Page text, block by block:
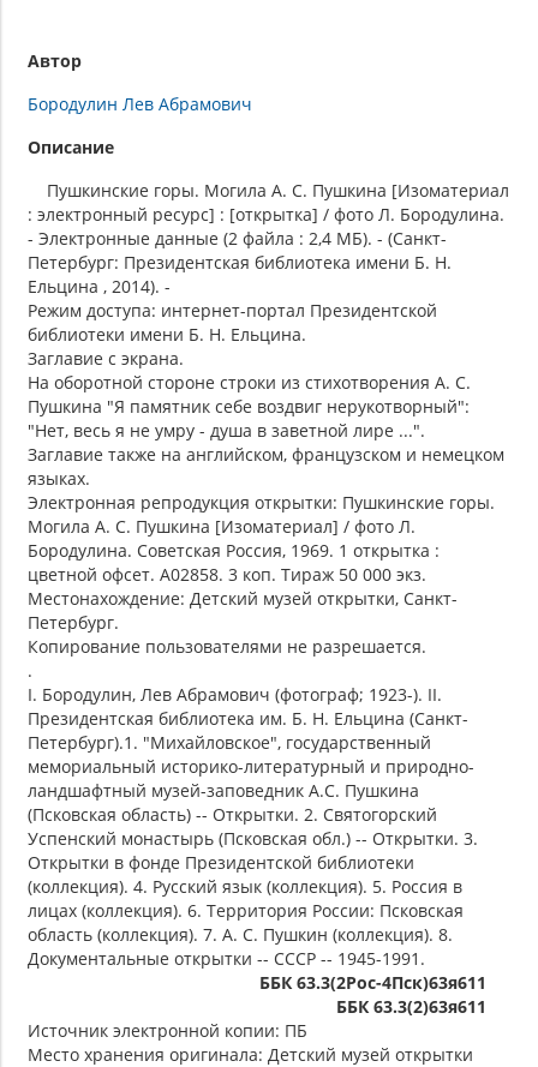
Автор
Бородулин Лев Абрамович
Описание
Пушкинские горы. Могила А. С. Пушкина [Изоматериал
: электронный ресурс] : [открытка] / фото Л. Бородулина.
- Электронные данные (2 файла : 2,4 МБ). - (Санкт-
Петербург: Президентская библиотека имени Б. Н.
Ельцина , 2014). -
Режим доступа: интернет-портал Президентской
библиотеки имени Б. Н. Ельцина.
Заглавие с экрана.
На оборотной стороне строки из стихотворения А. С.
Пушкина "Я памятник себе воздвиг нерукотворный":
"Нет, весь я не умру - душа в заветной лире ...".
Заглавие также на английском, французском и немецком
языках.
Электронная репродукция открытки: Пушкинские горы.
Могила А. С. Пушкина [Изоматериал] / фото Л.
Бородулина. Советская Россия, 1969. 1 открытка :
цветной офсет. А02858. 3 коп. Тираж 50 000 экз.
Местонахождение: Детский музей открытки, Санкт-
Петербург.
Копирование пользователями не разрешается.
.
I. Бородулин, Лев Абрамович (фотограф; 1923-). II.
Президентская библиотека им. Б. Н. Ельцина (Санкт-
Петербург).1. "Михайловское", государственный
мемориальный историко-литературный и природно-
ландшафтный музей-заповедник А.С. Пушкина
(Псковская область) -- Открытки. 2. Святогорский
Успенский монастырь (Псковская обл.) -- Открытки. 3.
Открытки в фонде Президентской библиотеки
(коллекция). 4. Русский язык (коллекция). 5. Россия в
лицах (коллекция). 6. Территория России: Псковская
область (коллекция). 7. А. С. Пушкин (коллекция). 8.
Документальные открытки -- СССР -- 1945-1991.
ББК 63.3(2Рос-4Пск)63я611
ББК 63.3(2)63я611
Источник электронной копии: ПБ
Место хранения оригинала: Детский музей открытки